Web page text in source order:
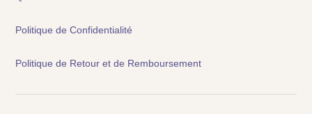
Politique de Confidentialité
Politique de Retour et de Remboursement